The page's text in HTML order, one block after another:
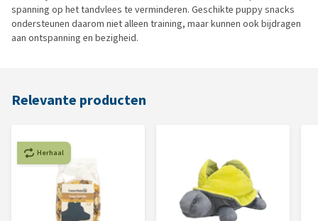
spanning op het tandvlees te verminderen. Geschikte puppy snacks
ondersteunen daarom niet alleen training, maar kunnen ook bijdragen
aan ontspanning en bezigheid.
Relevante producten
Herhaal